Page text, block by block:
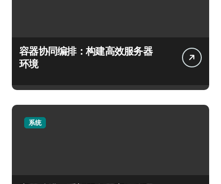
容器协同编排：构建高效服务器
环境
系统